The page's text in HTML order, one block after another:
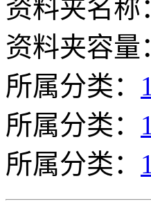
资料夹名称
资料夹容量
所属分类：
所属分类：
所属分类：